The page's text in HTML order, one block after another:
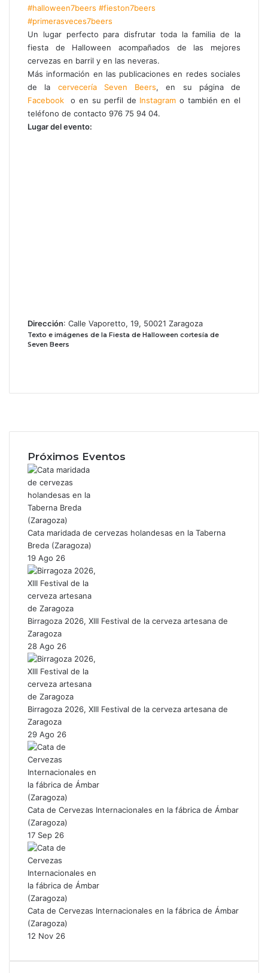
#halloween7beers #fieston7beers
#primerasveces7beers
Un lugar perfecto para disfrutar toda la familia de la
fiesta de Halloween acompañados de las mejores
cervezas en barril y en las neveras.
Más información en las publicaciones en redes sociales
de la cervecería Seven Beers, en su página de
Facebook o en su perfil de Instagram o también en el
teléfono de contacto 976 75 94 04.
Lugar del evento:
Dirección: Calle Vaporetto, 19, 50021 Zaragoza
Texto e imágenes de la Fiesta de Halloween cortesía de
Seven Beers
Próximos Eventos
Cata maridada de cervezas holandesas en la Taberna
Breda (Zaragoza)
19 Ago 26
Birragoza 2026, XIII Festival de la cerveza artesana de
Zaragoza
28 Ago 26
Birragoza 2026, XIII Festival de la cerveza artesana de
Zaragoza
29 Ago 26
Cata de Cervezas Internacionales en la fábrica de Ámbar
(Zaragoza)
17 Sep 26
Cata de Cervezas Internacionales en la fábrica de Ámbar
(Zaragoza)
12 Nov 26